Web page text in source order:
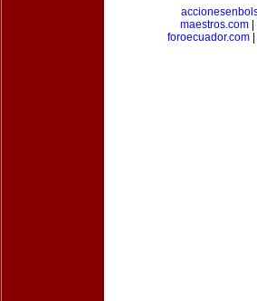
maestros.com|
foroecuador.com|